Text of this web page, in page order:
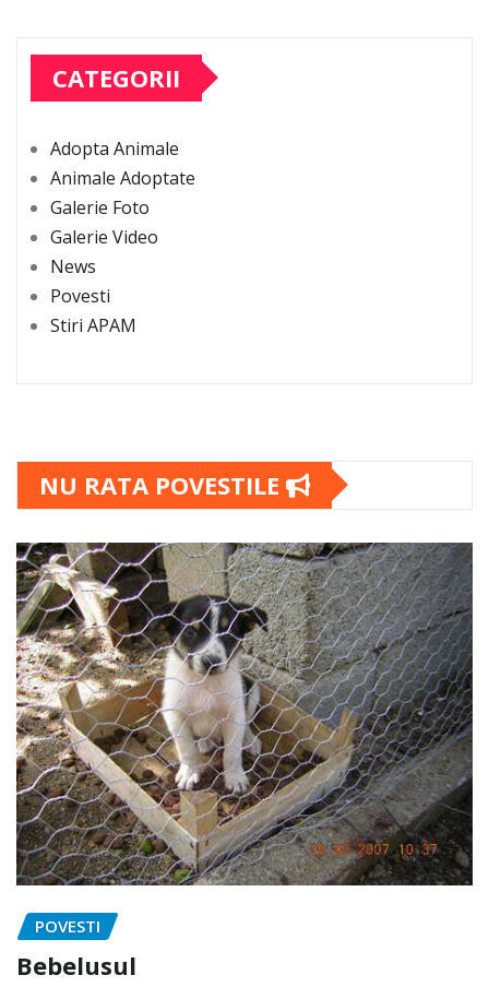
CATEGORII
Adopta Animale
Animale Adoptate
Galerie Foto
Galerie Video
News
Povesti
Stiri APAM
NU RATA POVESTILE
POVESTI
Bebelusul